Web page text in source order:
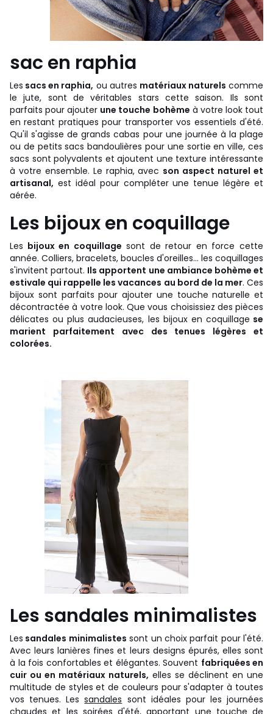
sac en raphia
Les sacs en raphia, ou autres matériaux naturels comme
le jute, sont de véritables stars cette saison. Ils sont
parfaits pour ajouter une touche bohème à votre look tout
en restant pratiques pour transporter vos essentiels d'été.
Qu'il s'agisse de grands cabas pour une journée à la plage
ou de petits sacs bandoulières pour une sortie en ville, ces
sacs sont polyvalents et ajoutent une texture intéressante
à votre ensemble. Le raphia, avec son aspect naturel et
artisanal, est idéal pour compléter une tenue légère et
aérée.
Les bijoux en coquillage
Les bijoux en coquillage sont de retour en force cette
année. Colliers, bracelets, boucles d'oreilles... les coquillages
s'invitent partout. Ils apportent une ambiance bohème et
estivale qui rappelle les vacances au bord de la mer. Ces
bijoux sont parfaits pour ajouter une touche naturelle et
décontractée à votre look. Que vous choisissiez des pièces
délicates ou plus audacieuses, les bijoux en coquillage se
marient parfaitement avec des tenues légères et
colorées.
Les sandales minimalistes
Les sandales minimalistes sont un choix parfait pour l'été.
Avec leurs lanières fines et leurs designs épurés, elles sont
à la fois confortables et élégantes. Souvent fabriquées en
cuir ou en matériaux naturels, elles se déclinent en une
multitude de styles et de couleurs pour s'adapter à toutes
vos tenues. Lessandales sont idéales pour les journées
chaudes et les soirées d'été, apportant une touche de